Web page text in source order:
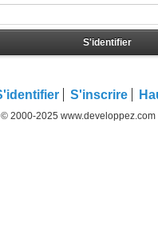
S'identifier
S'inscrire
2000-2025 www.developpez.com